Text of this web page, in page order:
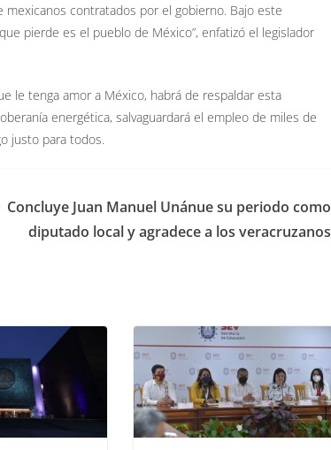
contratados por el gobierno. Bajo este
pierde es el pueblo de México”, enfatizó el legislador
le tenga amor a México, habrá de respaldar esta
energética, salvaguardará el empleo de miles de
justo para todos.
Concluye Juan Manuel Unánue su periodo como
diputado local y agradece a los veracruzanos